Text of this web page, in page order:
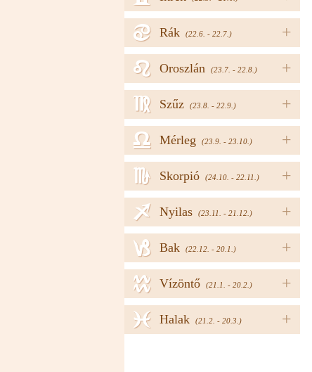
+
Rák (22.6. - 22.7.)
d
+
Oroszlán (23.7. - 22.8.)
e
+
Szűz (23.8. - 22.9.)
f
+
Mérleg (23.9. - 23.10.)
g
+
Skorpió (24.10. - 22.11.)
h
+
Nyilas (23.11. - 21.12.)
i
+
Bak (22.12. - 20.1.)
j
+
Vízöntő (21.1. - 20.2.)
k
+
Halak (21.2. - 20.3.)
l